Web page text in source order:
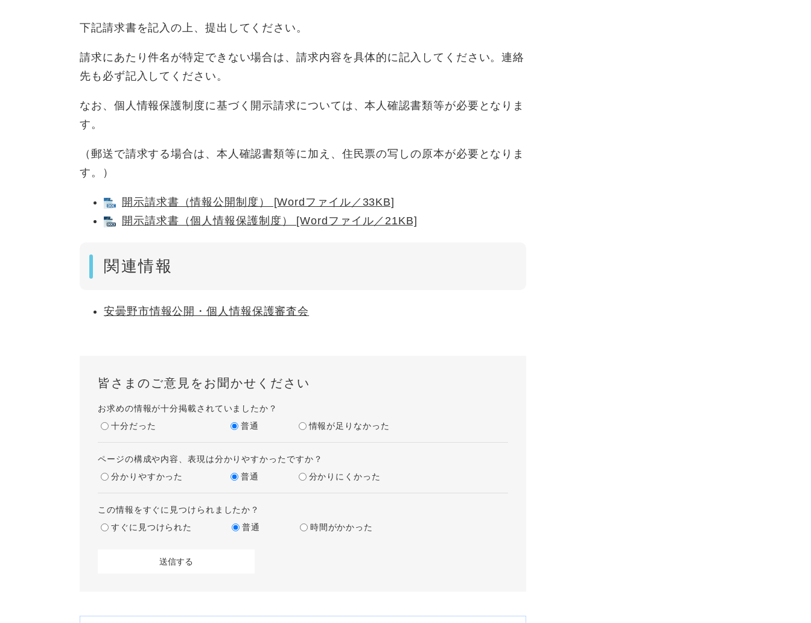
下記請求書を記入の上、提出してください。
請求にあたり件名が特定できない場合は、請求内容を具体的に記入してください。連絡
先も必ず記入してください。
なお、個人情報保護制度に基づく開示請求については、本人確認書類等が必要となりま
す。
（郵送で請求する場合は、本人確認書類等に加え、住民票の写しの原本が必要となりま
す。）
開示請求書（情報公開制度） [Wordファイル／33KB]
開示請求書（個人情報保護制度） [Wordファイル／21KB]
関連情報
安曇野市情報公開・個人情報保護審査会
皆さまのご意見をお聞かせください
お求めの情報が十分掲載されていましたか？
十分だった
普通 情報が足りなかった
ページの構成や内容、表現は分かりやすかったですか？
分かりやすかった
普通 分かりにくかった
この情報をすぐに見つけられましたか？
すぐに見つけられた
普通 時間がかかった